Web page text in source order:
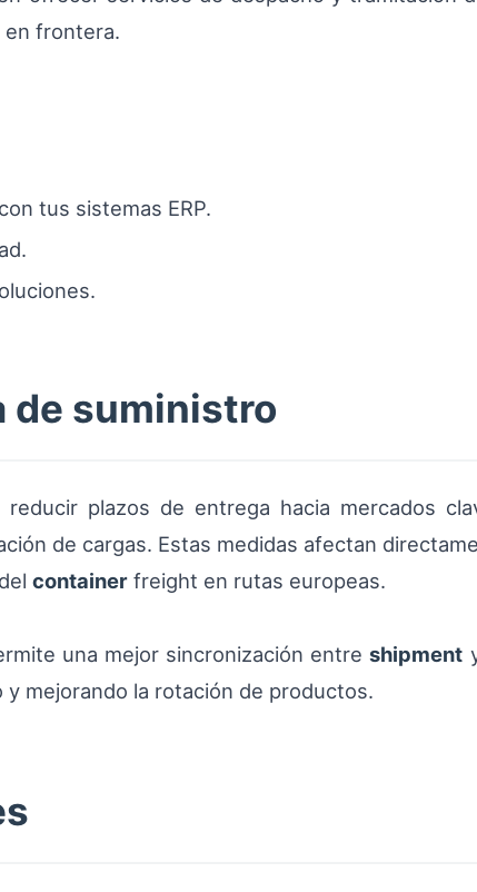
en frontera.
tus sistemas ERP.
de suministro
plazos de entrega hacia mercados
de cargas. Estas medidas afectan
container freight en rutas europeas.
una mejor sincronización entreshipment
mejorando la rotación de productos.